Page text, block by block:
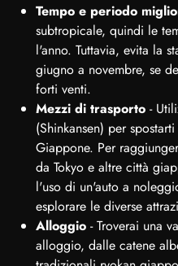
Tempo e periodo
subtropicale, quindi le
l'anno. Tuttavia, evita la
giugno a novembre, se
forti venti.
Mezzi di trasporto -
(Shinkansen) per
Giappone. Per
da Tokyo e altre città
l'uso di un'auto a
esplorare le diverse
Alloggio - Troverai una
alloggio, dalle catene